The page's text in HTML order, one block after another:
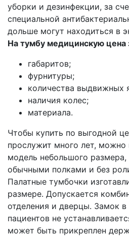
уборки и дезинфекции, за
специальной
дольше могут находиться в
На тумбу медицинскую цена
габаритов;
фурнитуры;
количества выдвижных
наличия колес;
материала.
Чтобы купить по выгодной
прослужит много лет, можно
модель небольшого
обычными полками и без
Палатные тумбочки
размере. Допускается
отделения и дверцы. Замок
пациентов не
может быть прикреплен